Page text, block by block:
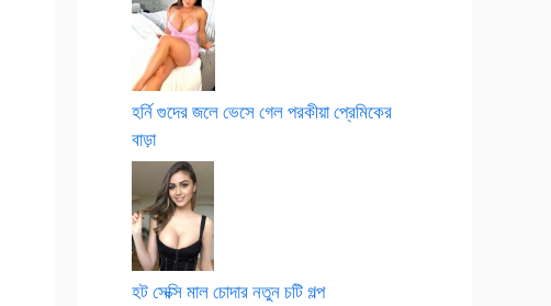
হর্নি গুদের জলে ভেসে গেল পরকীয়া প্রেমিকের
বাড়া
হট সেক্সি মাল চোদার নতুন চটি গল্প